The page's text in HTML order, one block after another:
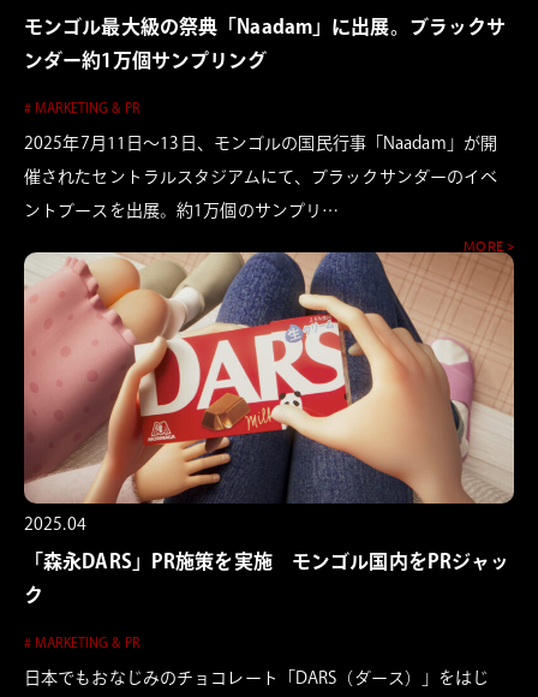
モンゴル最大級の祭典「Naadam」に出展。ブラックサ
ンダー約1万個サンプリング
# MARKETING & PR
2025年7月11日〜13日、モンゴルの国民行事「Naadam」が開
催されたセントラルスタジアムにて、ブラックサンダーのイベ
ントブースを出展。約1万個のサンプリ…
MORE >
2025.04
「森永DARS」PR施策を実施 モンゴル国内をPRジャッ
ク
# MARKETING & PR
日本でもおなじみのチョコレート「DARS（ダース）」をはじ